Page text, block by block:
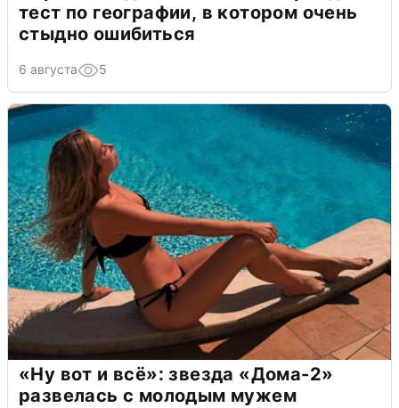
тест по географии, в котором очень
стыдно ошибиться
6 августа 5
«Ну вот и всё»: звезда «Дома-2»
развелась с молодым мужем